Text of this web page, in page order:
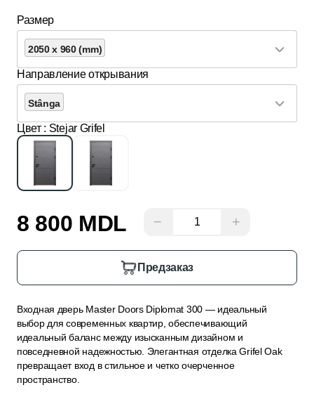
Размер
2050 x 960 (mm)
Направление открывания
Stânga
Цвет : Stejar Grifel
8 800 MDL − +
Предзаказ
Входная дверь Master Doors Diplomat 300 — идеальный
выбор для современных квартир, обеспечивающий
идеальный баланс между изысканным дизайном и
повседневной надежностью. Элегантная отделка Grifel Oak
превращает вход в стильное и четко очерченное
пространство.